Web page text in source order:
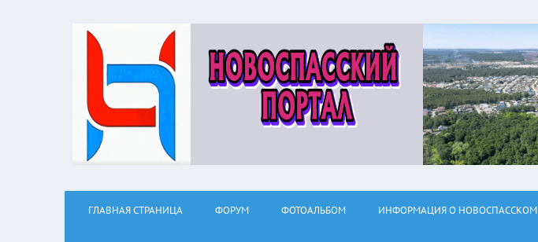
ГЛАВНАЯ СТРАНИЦА ФОРУМ ФОТОАЛЬБОМ ИНФОРМАЦИЯ О НОВОСПАССКОМ